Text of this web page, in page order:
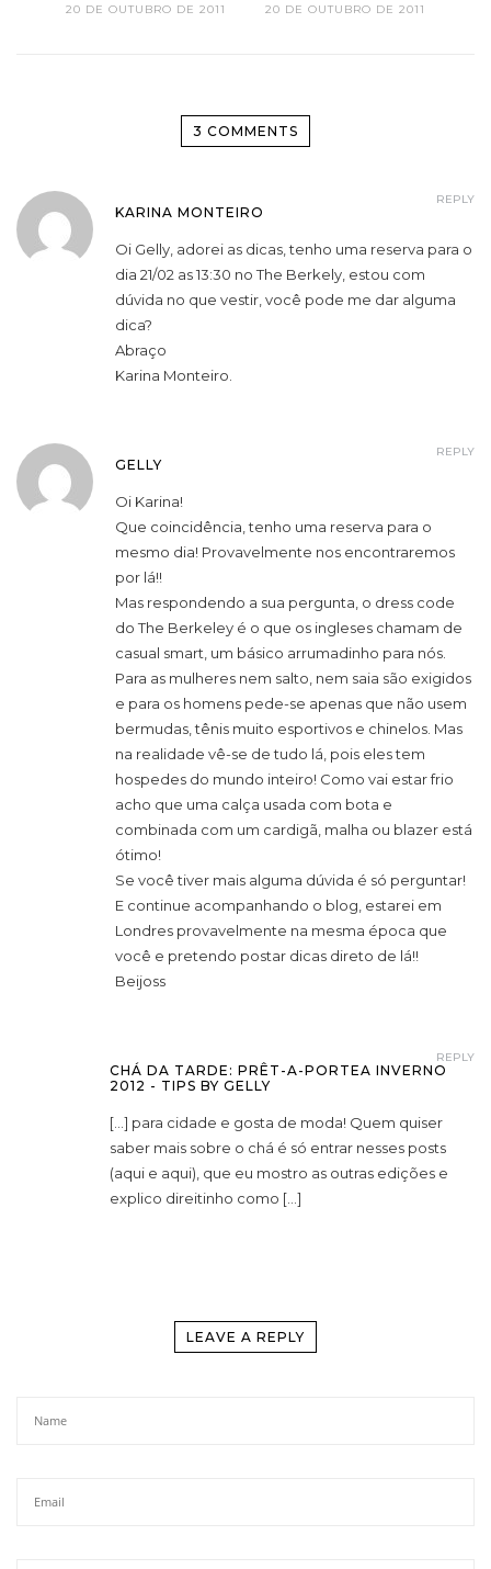
20 DE OUTUBRO DE 2011 20 DE OUTUBRO DE 2011
3 COMMENTS
REPLY
KARINA MONTEIRO
Oi Gelly, adorei as dicas, tenho uma reserva para o
dia 21/02 as 13:30 no The Berkely, estou com
dúvida no que vestir, você pode me dar alguma
dica?
Abraço
Karina Monteiro.
REPLY
GELLY
Oi Karina!
Que coincidência, tenho uma reserva para o
mesmo dia! Provavelmente nos encontraremos
por lá!!
Mas respondendo a sua pergunta, o dress code
do The Berkeley é o que os ingleses chamam de
casual smart, um básico arrumadinho para nós.
Para as mulheres nem salto, nem saia são exigidos
e para os homens pede-se apenas que não usem
bermudas, tênis muito esportivos e chinelos. Mas
na realidade vê-se de tudo lá, pois eles tem
hospedes do mundo inteiro! Como vai estar frio
acho que uma calça usada com bota e
combinada com um cardigã, malha ou blazer está
ótimo!
Se você tiver mais alguma dúvida é só perguntar!
E continue acompanhando o blog, estarei em
Londres provavelmente na mesma época que
você e pretendo postar dicas direto de lá!!
Beijoss
REPLY
CHÁ DA TARDE: PRÊT-A-PORTEA INVERNO
2012 - TIPS BY GELLY
[…] para cidade e gosta de moda! Quem quiser
saber mais sobre o chá é só entrar nesses posts
(aqui e aqui), que eu mostro as outras edições e
explico direitinho como […]
LEAVE A REPLY